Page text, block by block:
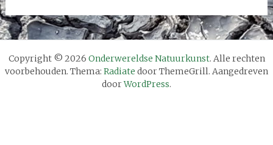
Copyright © 2026 Onderwereldse Natuurkunst. Alle rechten
voorbehouden. Thema: Radiate door ThemeGrill. Aangedreven
doorWordPress.